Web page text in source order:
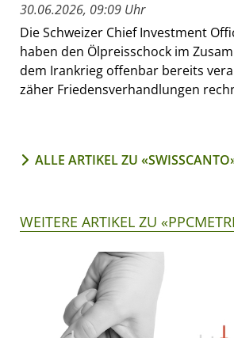
30.06.2026, 09:09 Uhr
Die Schweizer Chief Investment
haben den Ölpreisschock im
dem Irankrieg offenbar bereits
zäher Friedensverhandlungen
ALLE ARTIKEL ZU
WEITERE ARTIKEL ZU